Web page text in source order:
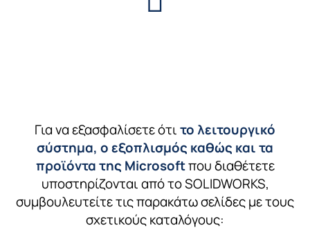
Για να εξασφαλίσετε ότιτο λειτουργικό
σύστημα, ο εξοπλισμός καθώς και τα
προϊόντα της Microsoftπουδιαθέτετε
υποστηρίζονται από το SOLIDWORKS,
συμβουλευτείτε τις παρακάτω σελίδες με τους
σχετικούς καταλόγους: